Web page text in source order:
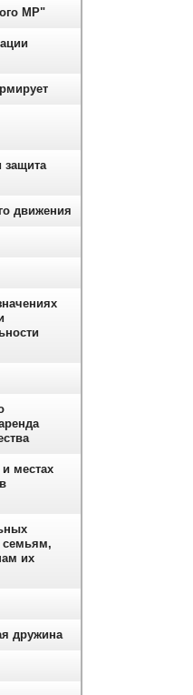
МР"
защита
движения
местах
семьям,
их
дружина